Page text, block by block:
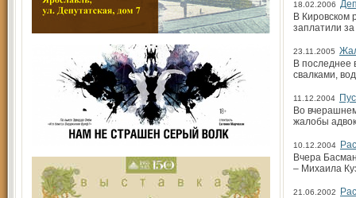
18.02.2006
В Кировском
заплатили
23.11.2005
В последнее
свалками,
11.12.2004
Во
жалобы
10.12.2004
Вчера
– Михаила
21.06.2002